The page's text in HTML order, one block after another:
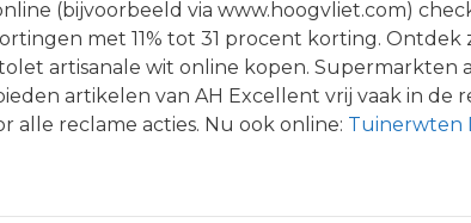
(bijvoorbeeld via www.hoogvliet.com)
met 11% tot 31 procent korting.
artisanale wit online kopen. Supermarkten
artikelen van AH Excellent vrij vaak in de
alle reclame acties. Nu ook online: Tuinerwten